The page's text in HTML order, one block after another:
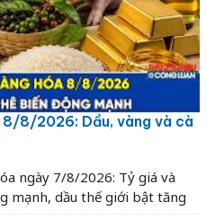
8/2026: Dầu, vàng và cà
ngày 7/8/2026: Tỷ giá và
mạnh, dầu thế giới bật tăng